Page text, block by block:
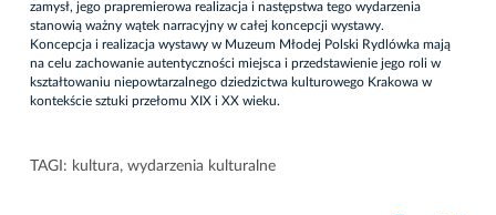
zamysł, jego prapremierowa realizacja i następstwa tego wydarzenia
stanowią ważny wątek narracyjny w całej koncepcji wystawy.
Koncepcja i realizacja wystawy w Muzeum Młodej Polski Rydlówka mają
na celu zachowanie autentyczności miejsca i przedstawienie jego roli w
kształtowaniu niepowtarzalnego dziedzictwa kulturowego Krakowa w
kontekście sztuki przełomu XIX i XX wieku.
TAGI: kultura, wydarzenia kulturalne